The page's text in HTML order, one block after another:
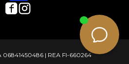
06841450486 | REA FI-660264